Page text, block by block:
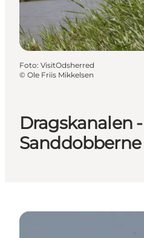
Dragskanalen -
Sanddobberne
Foto: VisitOdsherred
© Ole Friis Mikkelsen